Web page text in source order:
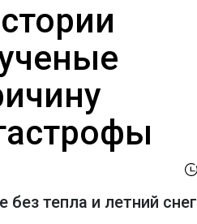
тепла и летний снег